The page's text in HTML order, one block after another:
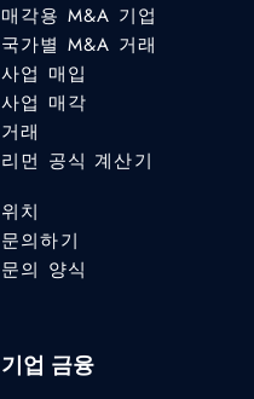
매각용 M&A 기업
국가별 M&A 거래
사업 매입
사업 매각
거래
리먼 공식 계산기
위치
문의하기
문의 양식
기업 금융